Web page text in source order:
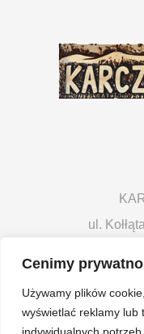
Cenimy
Używamy plików
wyświetlać reklamy lub
ul.
email:
Godziny otwarcia